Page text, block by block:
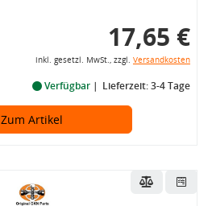
17,65 €
inkl. gesetzl. MwSt., zzgl. Versandkosten
Verfügbar Lieferzeit: 3-4 Tage
Zum Artikel